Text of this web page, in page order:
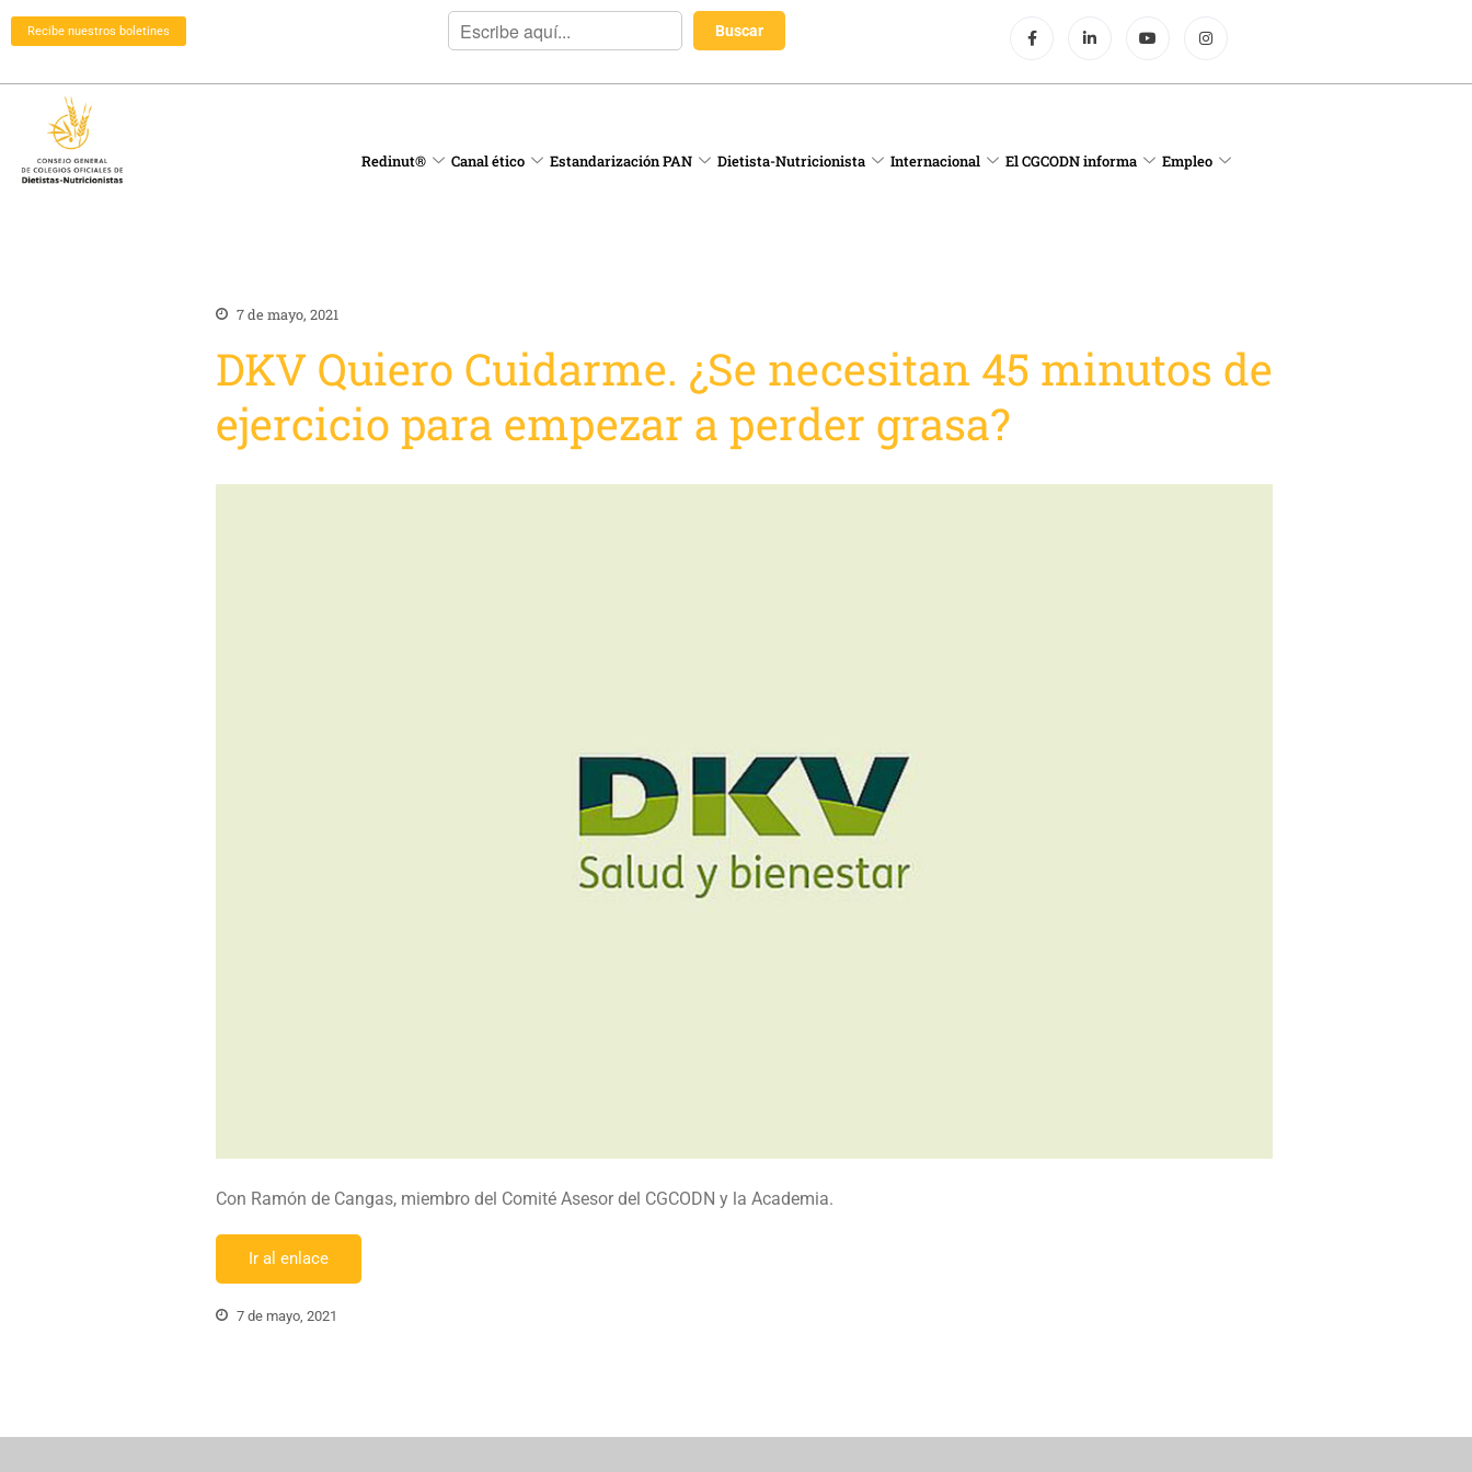
Recibe nuestros boletines
Redinut® Canal ético Estandarización PAN Dietista-Nutricionista Internacional El CGCODN informa Empleo
7 de mayo, 2021
DKV Quiero Cuidarme. ¿Se necesitan 45 minutos de
ejercicio para empezar a perder grasa?
Con Ramón de Cangas, miembro del Comité Asesor del CGCODN y la Academia.
Ir al enlace
7 de mayo, 2021